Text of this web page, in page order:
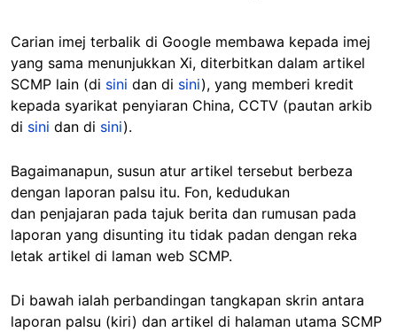
Carian imej terbalik di Google membawa kepada imej
yang sama menunjukkan Xi, diterbitkan dalam artikel
SCMP lain (di sini dan di sini), yang memberi kredit
kepada syarikat penyiaran China, CCTV (pautan arkib
di sini dan di sini).
Bagaimanapun, susun atur artikel tersebut berbeza
dengan laporan palsu itu. Fon, kedudukan
dan penjajaran pada tajuk berita dan rumusan pada
laporan yang disunting itu tidak padan dengan reka
letak artikel di laman web SCMP.
Di bawah ialah perbandingan tangkapan skrin antara
laporan palsu (kiri) dan artikel di halaman utama SCMP